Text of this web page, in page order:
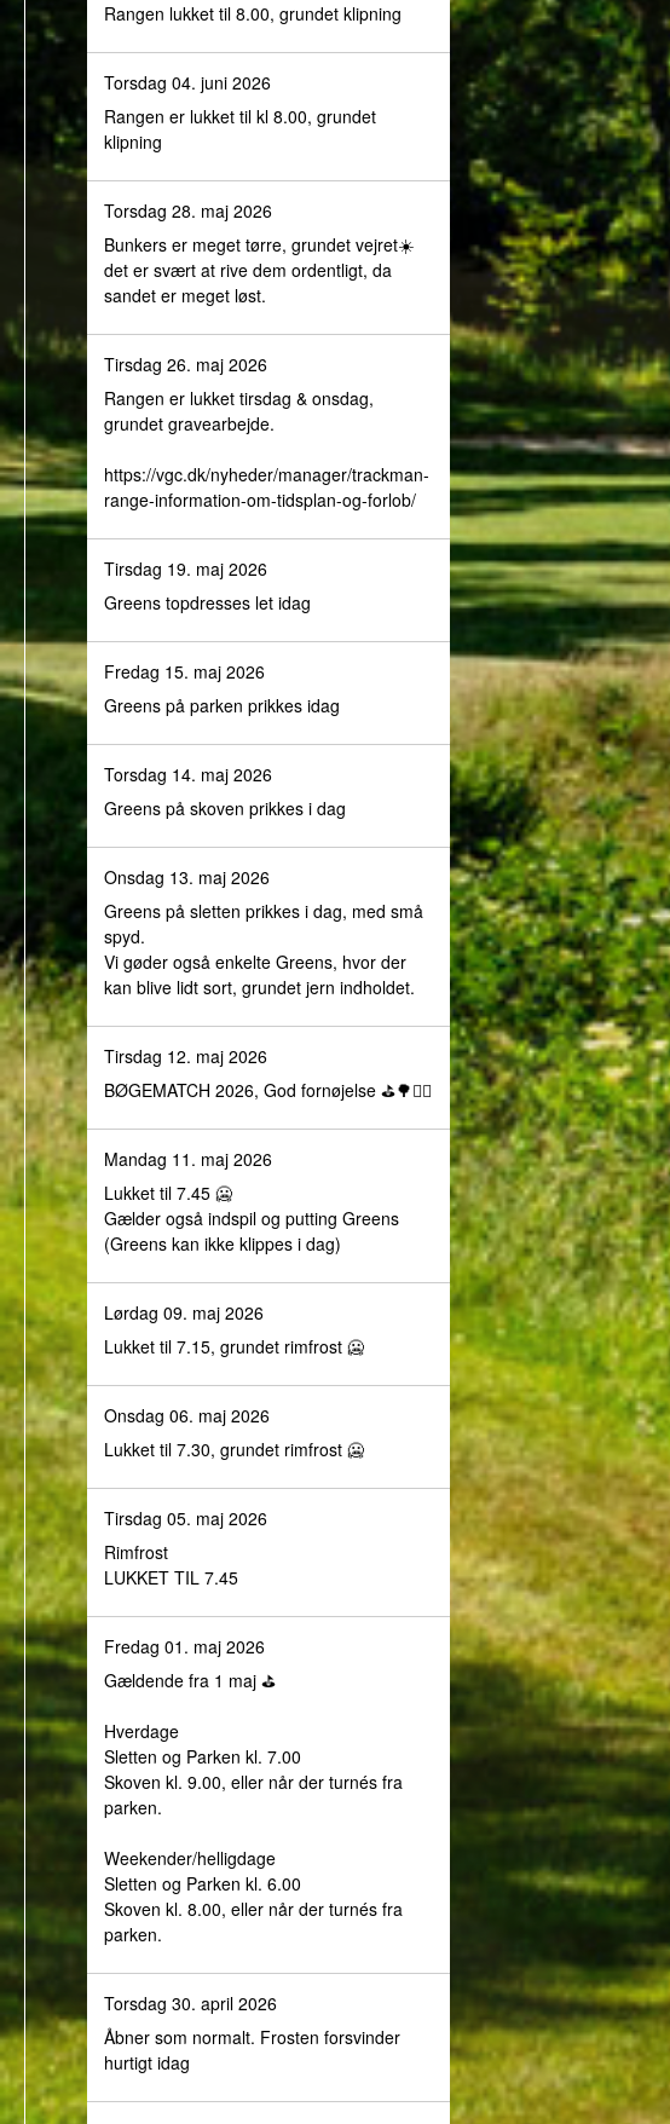
Rangen lukket til 8.00, grundet klipning
Torsdag 04. juni 2026
Rangen er lukket til kl 8.00, grundet
klipning
Torsdag 28. maj 2026
Bunkers er meget tørre, grundet vejret☀️
det er svært at rive dem ordentligt, da
sandet er meget løst.
Tirsdag 26. maj 2026
Rangen er lukket tirsdag & onsdag,
grundet gravearbejde.
https://vgc.dk/nyheder/manager/trackman-
range-information-om-tidsplan-og-forlob/
Tirsdag 19. maj 2026
Greens topdresses let idag
Fredag 15. maj 2026
Greens på parken prikkes idag
Torsdag 14. maj 2026
Greens på skoven prikkes i dag
Onsdag 13. maj 2026
Greens på sletten prikkes i dag, med små
spyd.
Vi gøder også enkelte Greens, hvor der
kan blive lidt sort, grundet jern indholdet.
Tirsdag 12. maj 2026
BØGEMATCH 2026, God fornøjelse ⛳️🌳🏌️‍♀️
Mandag 11. maj 2026
Lukket til 7.45 🥶
Gælder også indspil og putting Greens
(Greens kan ikke klippes i dag)
Lørdag 09. maj 2026
Lukket til 7.15, grundet rimfrost 🥶
Onsdag 06. maj 2026
Lukket til 7.30, grundet rimfrost 🥶
Tirsdag 05. maj 2026
Rimfrost
LUKKET TIL 7.45
Fredag 01. maj 2026
Gældende fra 1 maj ⛳️
Hverdage
Sletten og Parken kl. 7.00
Skoven kl. 9.00, eller når der turnés fra
parken.
Weekender/helligdage
Sletten og Parken kl. 6.00
Skoven kl. 8.00, eller når der turnés fra
parken.
Torsdag 30. april 2026
Åbner som normalt. Frosten forsvinder
hurtigt idag